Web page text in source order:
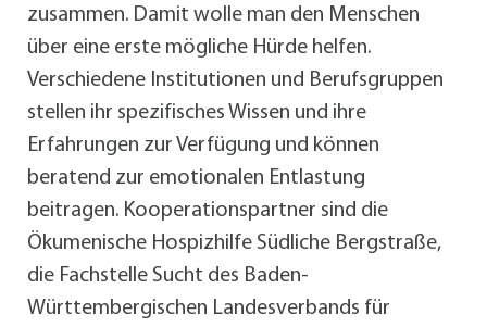
zusammen. Damit wolle man den Menschen
über eine erste mögliche Hürde helfen.
Verschiedene Institutionen und Berufsgruppen
stellen ihr spezifisches Wissen und ihre
Erfahrungen zur Verfügung und können
beratend zur emotionalen Entlastung
beitragen. Kooperationspartner sind die
Ökumenische Hospizhilfe Südliche Bergstraße,
die Fachstelle Sucht des Baden-
Württembergischen Landesverbands für